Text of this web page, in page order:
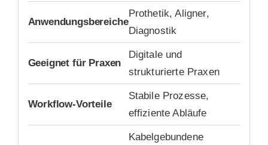
Anwendungsbereiche
Prothetik, Aligner,
Diagnostik
Geeignet für Praxen
Digitale und
strukturierte Praxen
Workflow-Vorteile
Stabile Prozesse,
effiziente Abläufe
Kabelgebundene